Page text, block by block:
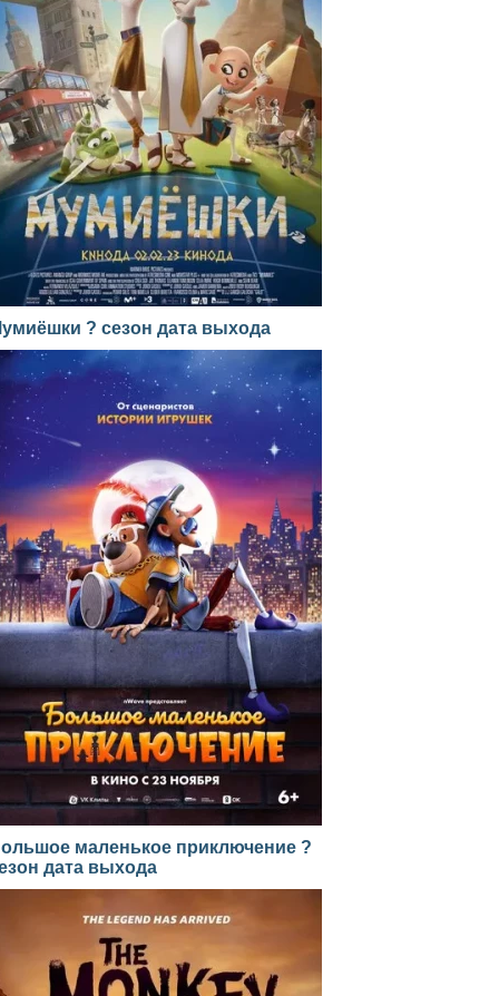
? сезон дата выхода
маленькое приключение ?
дата выхода